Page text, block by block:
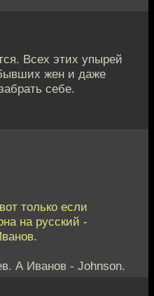
Всех этих упырей
жен и даже
себе.
только если
на русский -
А Иванов - Johnson.